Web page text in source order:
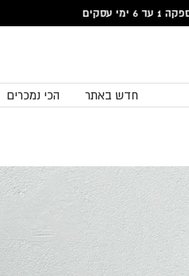
חדש באתר הכי נמכרים